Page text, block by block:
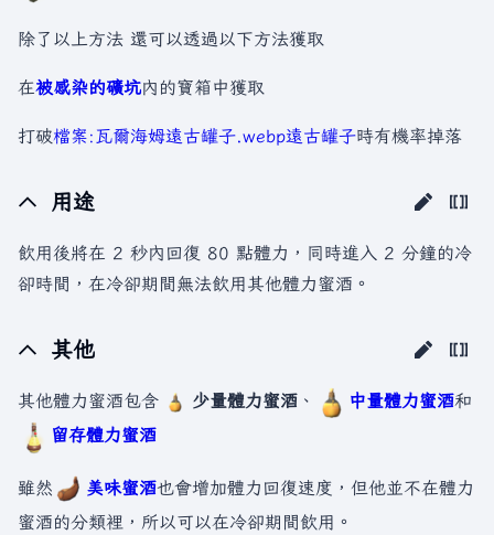
除了以上方法 還可以透過以下方法獲取
在被感染的礦坑內的寶箱中獲取
打破檔案:瓦爾海姆遠古罐子.webp遠古罐子時有機率掉落
用途
飲用後將在 2 秒內回復 80 點體力，同時進入 2 分鐘的冷
卻時間，在冷卻期間無法飲用其他體力蜜酒。
其他
其他體力蜜酒包含 少量體力蜜酒 、 中量體力蜜酒和
留存體力蜜酒
雖然 美味蜜酒也會增加體力回復速度，但他並不在體力
蜜酒的分類裡，所以可以在冷卻期間飲用。